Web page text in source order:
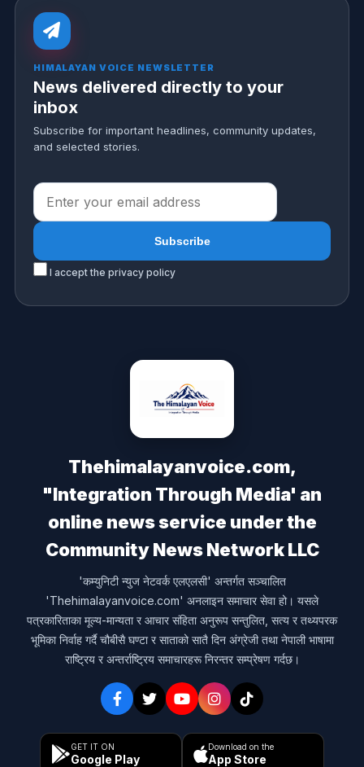
HIMALAYAN VOICE NEWSLETTER
News delivered directly to your
inbox
Subscribe for important headlines, community updates,
and selected stories.
I accept the privacy policy
Thehimalayanvoice.com,
"Integration Through Media' an
online news service under the
Community News Network LLC
'कम्युनिटी न्युज नेटवर्क एलएलसी' अन्तर्गत सञ्चालित
'Thehimalayanvoice.com' अनलाइन समाचार सेवा हो। यसले
पत्रकारिताका मूल्य-मान्यता र आचार संहिता अनुरूप सन्तुलित, सत्य र तथ्यपरक
भूमिका निर्वाह गर्दै चौबीसै घण्टा र साताको सातै दिन अंग्रेजी तथा नेपाली भाषामा
राष्ट्रिय र अन्तर्राष्ट्रिय समाचारहरू निरन्तर सम्प्रेषण गर्दछ।
GET IT ON
Google Play
Download on the
App Store